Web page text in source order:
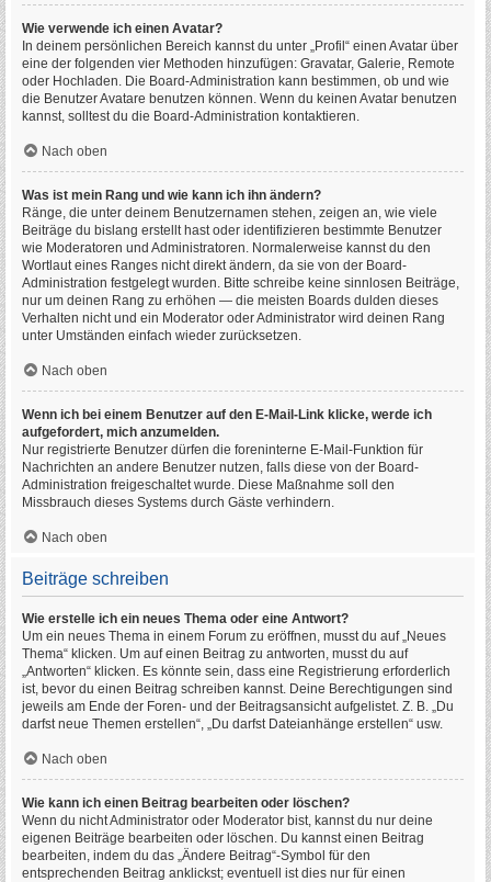
Wie verwende ich einen Avatar?
In deinem persönlichen Bereich kannst du unter „Profil“ einen Avatar über
eine der folgenden vier Methoden hinzufügen: Gravatar, Galerie, Remote
oder Hochladen. Die Board-Administration kann bestimmen, ob und wie
die Benutzer Avatare benutzen können. Wenn du keinen Avatar benutzen
kannst, solltest du die Board-Administration kontaktieren.
Nach oben
Was ist mein Rang und wie kann ich ihn ändern?
Ränge, die unter deinem Benutzernamen stehen, zeigen an, wie viele
Beiträge du bislang erstellt hast oder identifizieren bestimmte Benutzer
wie Moderatoren und Administratoren. Normalerweise kannst du den
Wortlaut eines Ranges nicht direkt ändern, da sie von der Board-
Administration festgelegt wurden. Bitte schreibe keine sinnlosen Beiträge,
nur um deinen Rang zu erhöhen — die meisten Boards dulden dieses
Verhalten nicht und ein Moderator oder Administrator wird deinen Rang
unter Umständen einfach wieder zurücksetzen.
Nach oben
Wenn ich bei einem Benutzer auf den E-Mail-Link klicke, werde ich
aufgefordert, mich anzumelden.
Nur registrierte Benutzer dürfen die foreninterne E-Mail-Funktion für
Nachrichten an andere Benutzer nutzen, falls diese von der Board-
Administration freigeschaltet wurde. Diese Maßnahme soll den
Missbrauch dieses Systems durch Gäste verhindern.
Nach oben
Beiträge schreiben
Wie erstelle ich ein neues Thema oder eine Antwort?
Um ein neues Thema in einem Forum zu eröffnen, musst du auf „Neues
Thema“ klicken. Um auf einen Beitrag zu antworten, musst du auf
„Antworten“ klicken. Es könnte sein, dass eine Registrierung erforderlich
ist, bevor du einen Beitrag schreiben kannst. Deine Berechtigungen sind
jeweils am Ende der Foren- und der Beitragsansicht aufgelistet. Z. B. „Du
darfst neue Themen erstellen“, „Du darfst Dateianhänge erstellen“ usw.
Nach oben
Wie kann ich einen Beitrag bearbeiten oder löschen?
Wenn du nicht Administrator oder Moderator bist, kannst du nur deine
eigenen Beiträge bearbeiten oder löschen. Du kannst einen Beitrag
bearbeiten, indem du das „Ändere Beitrag“-Symbol für den
entsprechenden Beitrag anklickst; eventuell ist dies nur für einen